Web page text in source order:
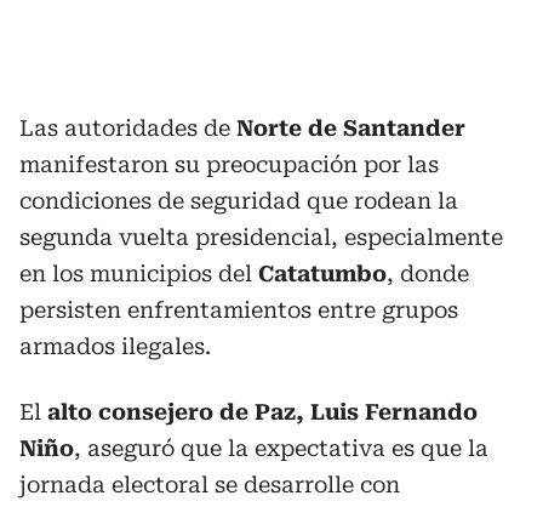
Las autoridades de Norte de Santander
manifestaron su preocupación por las
condiciones de seguridad que rodean la
segunda vuelta presidencial, especialmente
en los municipios del Catatumbo, donde
persisten enfrentamientos entre grupos
armados ilegales.
El alto consejero de Paz, Luis Fernando
Niño, aseguró que la expectativa es que la
jornada electoral se desarrolle con